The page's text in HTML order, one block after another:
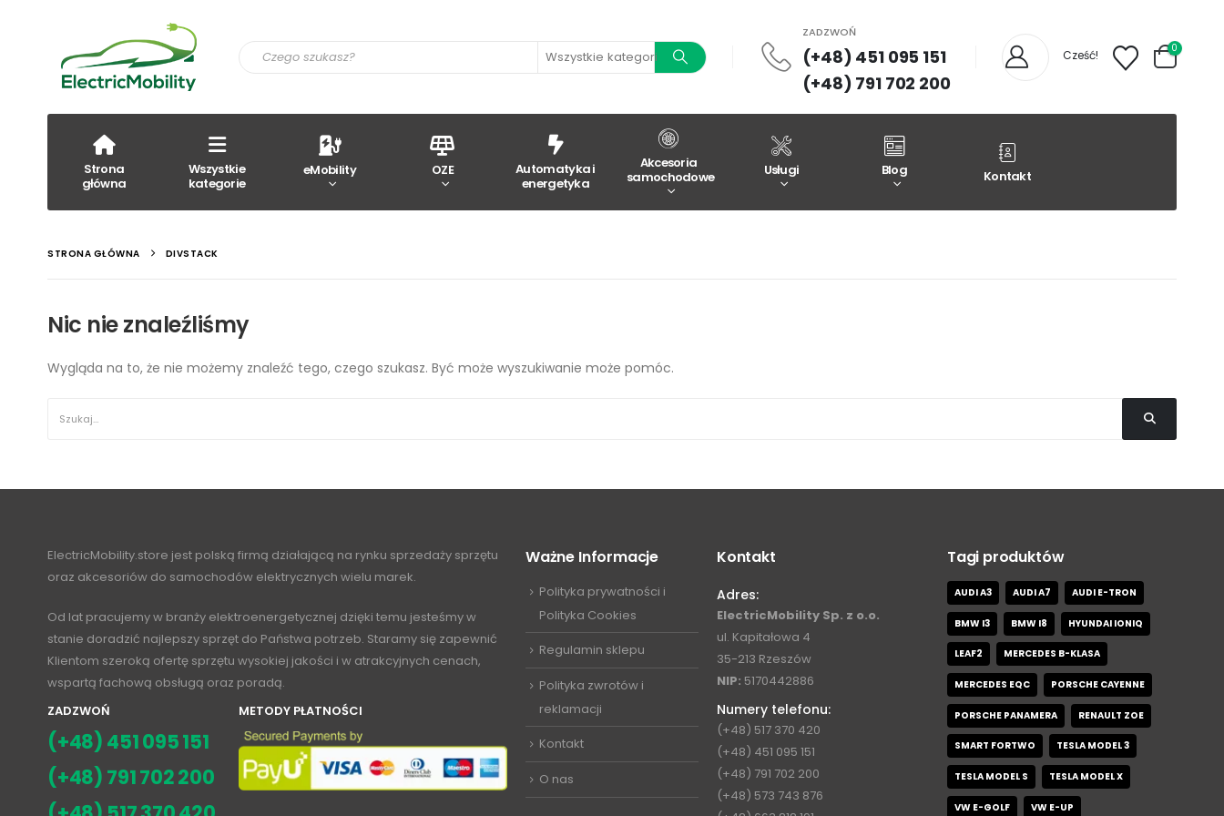
Wszystkie kategorie
ZADZWOŃ
(+48) 451 095 151
(+48) 791 702 200
Cześć! 0
Strona
główna
Wszystkie
kategorie
eMobility OZE
Automatyka i
energetyka
Akcesoria
samochodowe
Usługi Blog Kontakt
STRONA GŁÓWNA DIVSTACK
Nic nie znaleźliśmy
Wygląda na to, że nie możemy znaleźć tego, czego szukasz. Być może wyszukiwanie może pomóc.
ElectricMobility.store jest polską firmą działającą na rynku sprzedaży sprzętu
oraz akcesoriów do samochodów elektrycznych wielu marek.
Od lat pracujemy w branży elektroenergetycznej dzięki temu jesteśmy w
stanie doradzić najlepszy sprzęt do Państwa potrzeb. Staramy się zapewnić
Klientom szeroką ofertę sprzętu wysokiej jakości i w atrakcyjnych cenach,
wspartą fachową obsługą oraz poradą.
ZADZWOŃ
(+48) 451 095 151
(+48) 791 702 200
METODY PŁATNOŚCI
Ważne Informacje
Polityka prywatności i
Polityka Cookies
Regulamin sklepu
Polityka zwrotów i
reklamacji
Kontakt
O nas
Kontakt
Adres:
ElectricMobility Sp. z o.o.
ul. Kapitałowa 4
35-213 Rzeszów
NIP: 5170442886
Numery telefonu:
(+48) 517 370 420
(+48) 451 095 151
(+48) 791 702 200
(+48) 573 743 876
Tagi produktów
AUDI A3 AUDI A7 AUDI E-TRON
BMW I3 BMW I8 HYUNDAI IONIQ
LEAF2 MERCEDES B-KLASA
MERCEDES EQC PORSCHE CAYENNE
PORSCHE PANAMERA RENAULT ZOE
SMART FORTWO TESLA MODEL 3
TESLA MODEL S TESLA MODEL X
VW E-GOLF VW E-UP